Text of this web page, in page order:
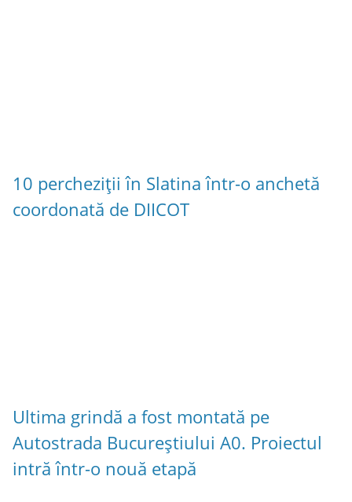
10 percheziții în Slatina într-o anchetă
coordonată de DIICOT
Ultima grindă a fost montată pe
Autostrada Bucureștiului A0. Proiectul
intră într-o nouă etapă